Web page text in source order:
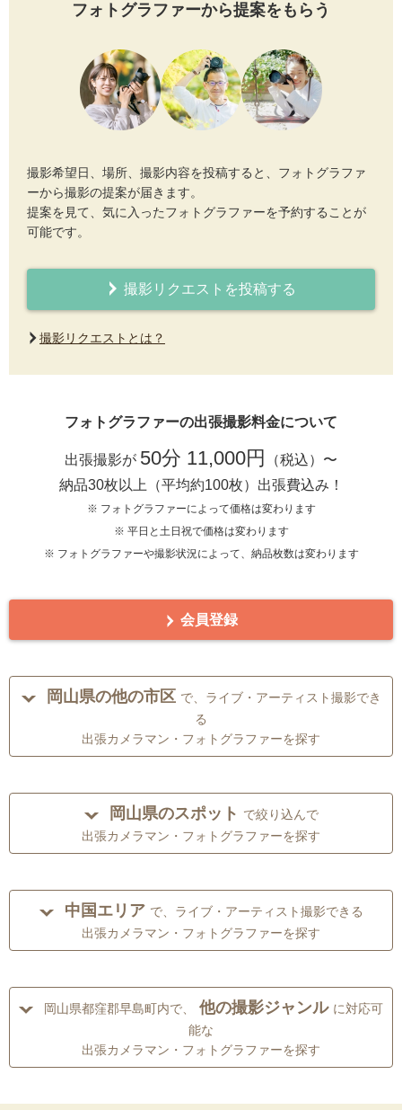
フォトグラファーから提案をもらう
撮影希望日、場所、撮影内容を投稿すると、フォトグラファ
ーから撮影の提案が届きます。
提案を見て、気に入ったフォトグラファーを予約することが
可能です。
撮影リクエストを投稿する
撮影リクエストとは？
フォトグラファーの出張撮影料金について
出張撮影が 50分 11,000円
（税込）〜
納品30枚以上（平均約100枚）出張費込み！
※ フォトグラファーによって価格は変わります
※ 平日と土日祝で価格は変わります
※ フォトグラファーや撮影状況によって、納品枚数は変わります
会員登録
岡山県の他の市区 で、ライブ・アーティスト撮影でき
る
出張カメラマン・フォトグラファーを探す
岡山県のスポット で絞り込んで
出張カメラマン・フォトグラファーを探す
中国エリア で、ライブ・アーティスト撮影できる
出張カメラマン・フォトグラファーを探す
岡山県都窪郡早島町内で、 他の撮影ジャンル に対応可
能な
出張カメラマン・フォトグラファーを探す